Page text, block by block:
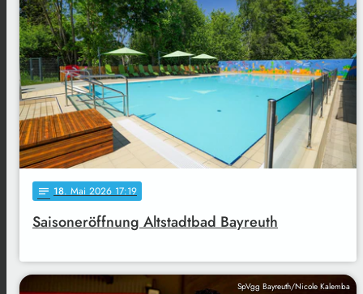
notes 18. Mai 2026 17:19
Saisoneröffnung Altstadtbad Bayreuth
SpVgg Bayreuth/Nicole Kalemba